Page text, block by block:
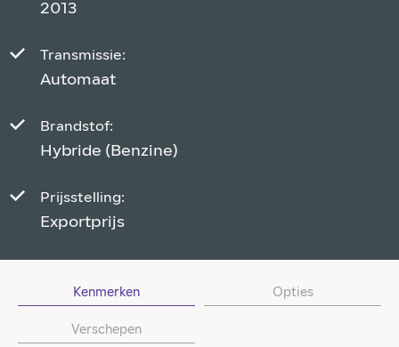
2013
Transmissie:
Automaat
Brandstof:
Hybride (Benzine)
Prijsstelling:
Exportprijs
Kenmerken Opties
Verschepen